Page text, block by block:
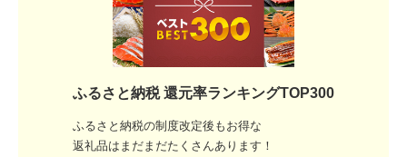
ふるさと納税 還元率ランキングTOP300
ふるさと納税の制度改定後もお得な
返礼品はまだまだたくさんあります！